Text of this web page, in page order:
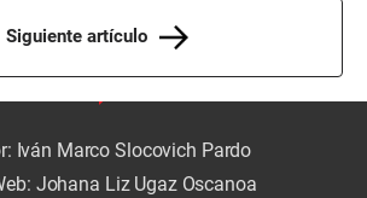
Siguiente artículo
Iván Marco Slocovich Pardo
Johana Liz Ugaz Oscanoa